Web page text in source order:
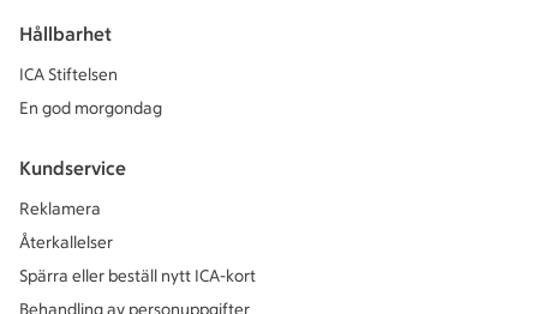
Hållbarhet
ICA Stiftelsen
En god morgondag
Kundservice
Reklamera
Återkallelser
Spärra eller beställ nytt ICA-kort